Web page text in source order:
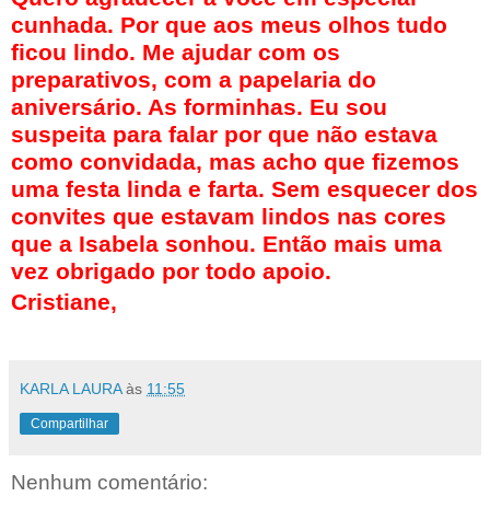
cunhada. Por que aos meus olhos tudo
ficou lindo. Me ajudar com os
preparativos, com a papelaria do
aniversário. As forminhas. Eu sou
suspeita para falar por que não estava
como convidada, mas acho que fizemos
uma festa linda e farta. Sem esquecer dos
convites que estavam lindos nas cores
que a Isabela sonhou. Então mais uma
vez obrigado por todo apoio.
Cristiane,
KARLA LAURA às 11:55
Compartilhar
Nenhum comentário: